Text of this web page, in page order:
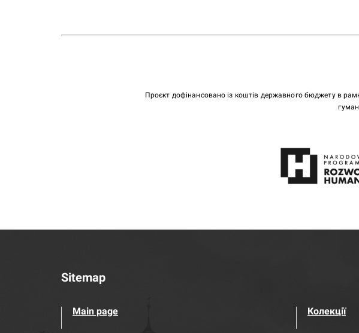
Проєкт дофінансовано із коштів державного бюджету в
Sitemap
Main page Колекції